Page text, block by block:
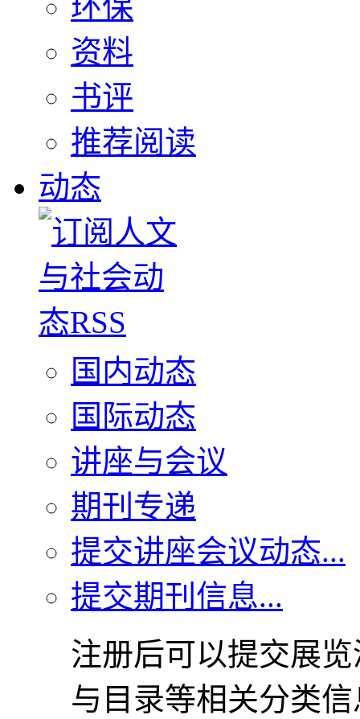
环保
资料
书评
推荐阅读
动态
国内动态
国际动态
讲座与会议
期刊专递
提交讲座会议动态...
提交期刊信息...
注册后可以提交展
与目录等相关分类